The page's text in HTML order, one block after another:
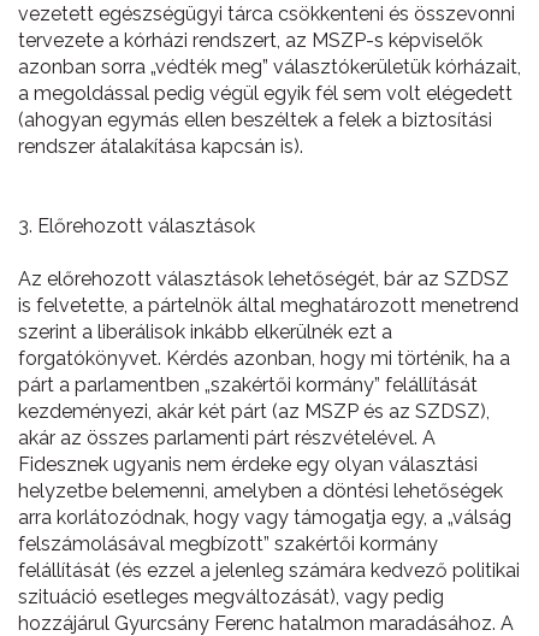
vezetett egészségügyi tárca csökkenteni és összevonni
tervezete a kórházi rendszert, az MSZP-s képviselők
azonban sorra „védték meg” választókerületük kórházait,
a megoldással pedig végül egyik fél sem volt elégedett
(ahogyan egymás ellen beszéltek a felek a biztosítási
rendszer átalakítása kapcsán is).
3. Előrehozott választások
Az előrehozott választások lehetőségét, bár az SZDSZ
is felvetette, a pártelnök által meghatározott menetrend
szerint a liberálisok inkább elkerülnék ezt a
forgatókönyvet. Kérdés azonban, hogy mi történik, ha a
párt a parlamentben „szakértői kormány” felállítását
kezdeményezi, akár két párt (az MSZP és az SZDSZ),
akár az összes parlamenti párt részvételével. A
Fidesznek ugyanis nem érdeke egy olyan választási
helyzetbe belemenni, amelyben a döntési lehetőségek
arra korlátozódnak, hogy vagy támogatja egy, a „válság
felszámolásával megbízott” szakértői kormány
felállítását (és ezzel a jelenleg számára kedvező politikai
szituáció esetleges megváltozását), vagy pedig
hozzájárul Gyurcsány Ferenc hatalmon maradásához. A